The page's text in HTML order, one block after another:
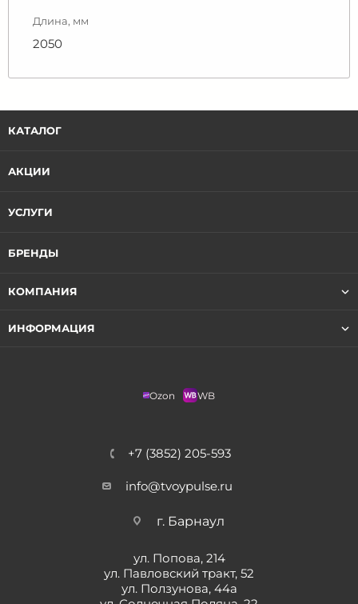
Длина, мм
2050
КАТАЛОГ
АКЦИИ
УСЛУГИ
БРЕНДЫ
КОМПАНИЯ
ИНФОРМАЦИЯ
Ozon WB
+7 (3852) 205-593
info@tvoypulse.ru
г. Барнаул
ул. Попова, 214
ул. Павловский тракт, 52
ул. Ползунова, 44а